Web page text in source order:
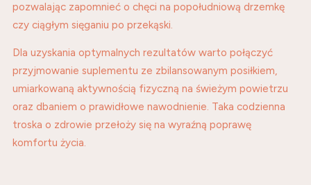
pozwalając zapomnieć o chęci na popołudniową drzemkę
czy ciągłym sięganiu po przekąski.
Dla uzyskania optymalnych rezultatów warto połączyć
przyjmowanie suplementu ze zbilansowanym posiłkiem,
umiarkowaną aktywnością fizyczną na świeżym powietrzu
oraz dbaniem o prawidłowe nawodnienie. Taka codzienna
troska o zdrowie przełoży się na wyraźną poprawę
komfortu życia.